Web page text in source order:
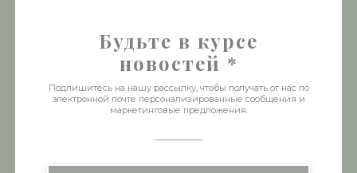
Будьте в курсе
новостей *
Подпишитесь на нашу рассылку, чтобы получать от нас по
электронной почте персонализированные сообщения и
маркетинговые предложения.